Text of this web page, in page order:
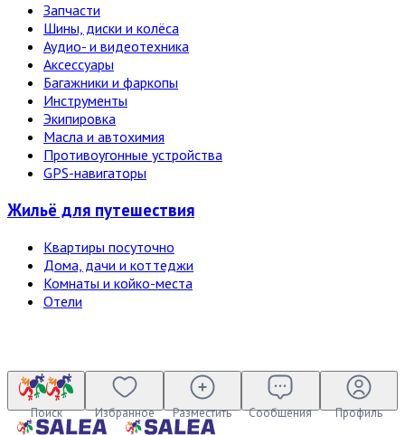
Запчасти
Шины, диски и колёса
Аудио- и видеотехника
Аксессуары
Багажники и фаркопы
Инструменты
Экипировка
Масла и автохимия
Противоугонные устройства
GPS-навигаторы
Жильё для путешествия
Квартиры посуточно
Дома, дачи и коттеджи
Комнаты и койко-места
Отели
Поиск Избранное Разместить Сообщения Профиль